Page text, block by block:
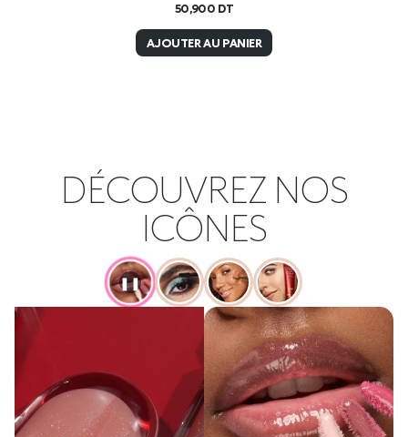
50,900 DT
AJOUTER AU PANIER
DÉCOUVREZ NOS
ICÔNES
❚❚